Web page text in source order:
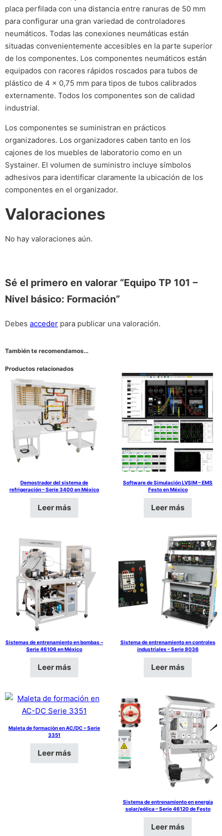
placa perfilada con una distancia entre ranuras de 50 mm
para configurar una gran variedad de controladores
neumáticos. Todas las conexiones neumáticas están
situadas convenientemente accesibles en la parte superior
de los componentes. Los componentes neumáticos están
equipados con racores rápidos roscados para tubos de
plástico de 4 x 0,75 mm para tipos de tubos calibrados
externamente. Todos los componentes son de calidad
industrial.
Los componentes se suministran en prácticos
organizadores. Los organizadores caben tanto en los
cajones de los muebles de laboratorio como en un
Systainer. El volumen de suministro incluye símbolos
adhesivos para identificar claramente la ubicación de los
componentes en el organizador.
Valoraciones
No hay valoraciones aún.
Sé el primero en valorar “Equipo TP 101 –
Nivel básico: Formación”
Debes acceder para publicar una valoración.
También te recomendamos…
Productos relacionados
Demostrador del sistema de
refrigeración – Serie 3400 en México
Leer más
Software de Simulación LVSIM – EMS
Festo en México
Leer más
Sistemas de entrenamiento en bombas –
Serie 46106 en México
Leer más
Sistema de entrenamiento en controles
industriales – Serie 8036
Leer más
Maleta de formación en AC/DC – Serie
3351
Leer más
Sistema de entrenamiento en energía
solar/eólica – Serie 46120 de Festo
Leer más